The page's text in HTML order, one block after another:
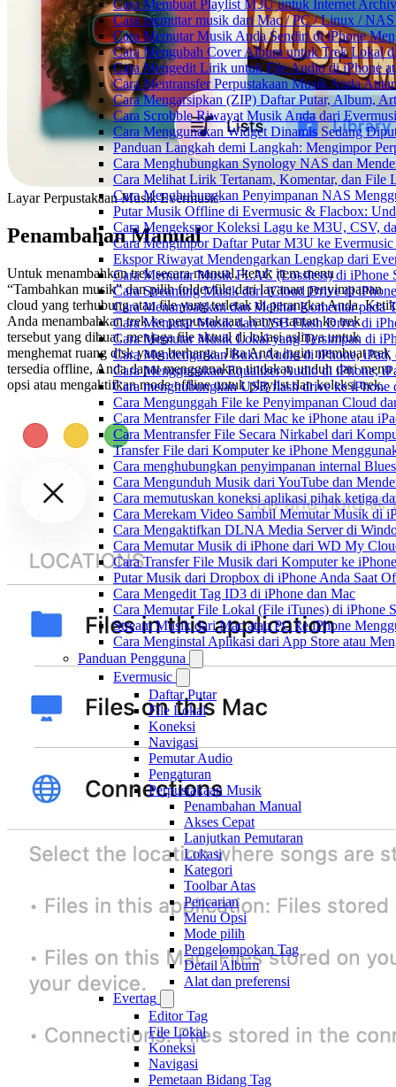
Cara Membuat Playlist M3U untuk Internet
Cara memutar musik dari Mac / PC / Linux /
Cara Memutar Musik Anda Sendiri di iPhone
Cara Mengubah Cover Album untuk Trek Lokal
Cara Mengedit Lirik untuk File Audio di iPhone
Cara Mentransfer Perpustakaan Musik Anda
Cara Mengarsipkan (ZIP) Daftar Putar, Album,
Cara Scrobble Riwayat Musik Anda dari
Cara Menggunakan Widget Dinamis Sedang
Panduan Langkah demi Langkah: Mengimpor
Cara Menghubungkan Synology NAS dan
Cara Melihat Lirik Tertanam, Komentar, dan
Cara Menghubungkan Penyimpanan NAS
Putar Musik Offline di Evermusic & Flacbox:
Cara Mengekspor Koleksi Lagu ke M3U, CSV,
Cara Mengimpor Daftar Putar M3U ke
Ekspor Riwayat Mendengarkan Lengkap dari
Cara Memutar Musik FLAC (Lossless) di iPhone
Cara Streaming Musik dari iCloud Drive di
Cara Menambahkan dan Melihat Komentar pada
Cara Memutar Musik dari USB Flash Drive di
Cara Memutar Musik Lokal yang Tersimpan di
Cara Mendengarkan Buku Audio di iPhone,
Cara Menggunakan Equalizer Audio di iPhone,
Cara menghubungkan USB flash drive ke
Cara Mengunggah File ke Penyimpanan Cloud
Cara Mentransfer File dari Mac ke iPhone atau
Cara Mentransfer File Secara Nirkabel dari
Transfer File dari Komputer ke iPhone
Cara menghubungkan penyimpanan internal
Cara Mengunduh Musik dari YouTube dan
Cara memutuskan koneksi aplikasi pihak ketiga
Cara Merekam Video Sambil Memutar Musik di
Cara Mengaktifkan DLNA Media Server di
Cara Memutar Musik di iPhone dari WD My
Cara Transfer File Musik dari Komputer ke
Putar Musik dari Dropbox di iPhone Anda Saat
Cara Mengedit Tag ID3 di iPhone dan Mac
Cara Memutar File Lokal (File iTunes) di iPhone
Stream Musik dari Mac atau PC ke iPhone
Cara Menginstal Aplikasi dari App Store atau
Panduan Pengguna
Evermusic
Daftar Putar
File Lokal
Koneksi
Navigasi
Pemutar Audio
Pengaturan
Perpustakaan Musik
Penambahan Manual
Akses Cepat
Lanjutkan Pemutaran
Lokasi
Kategori
Toolbar Atas
Pencarian
Menu Opsi
Mode pilih
Pengelompokan Tag
Detail Album
Alat dan preferensi
Evertag
Editor Tag
File Lokal
Koneksi
Navigasi
Pemetaan Bidang Tag
Layar Perpustakaan Musik Evermusic
Penambahan Manual
Untuk menambahkan trek secara manual, ketuk item menu
“Tambahkan musik” dan pilih folder/file dari layanan penyimpanan
cloud yang terhubung atau file yang terletak di perangkat Anda.
Anda menambahkan trek ke perpustakaan, hanya tautan ke trek
tersebut yang dibuat, menjaga file aktual di lokasi aslinya untuk
menghemat ruang disk yang berharga. Jika Anda ingin membuat trek
tersedia offline, Anda dapat menggunakan tindakan unduh dari menu
opsi atau mengaktifkan mode offline untuk playlist dan koleksi trek.